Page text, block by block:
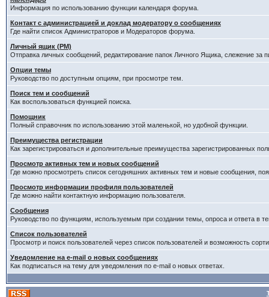
Информация по использованию функции календаря форума.
Контакт с администрацией и доклад модератору о сообщениях
Где найти список Администраторов и Модераторов форума.
Личный ящик (PM)
Отправка личных сообщений, редактирование папок Личного Ящика, слежение за
Опции темы
Руководство по доступным опциям, при просмотре тем.
Поиск тем и сообщений
Как воспользоваться функцией поиска.
Помощник
Полный справочник по использованию этой маленькой, но удобной функции.
Преимущества регистрации
Как зарегистрироваться и дополнительные преимущества зарегистрированных
Просмотр активных тем и новых сообщений
Где можно просмотреть список сегодняшних активных тем и новые сообщения,
Просмотр информации профиля пользователей
Где можно найти контактную информацию пользователя.
Сообщения
Руководство по функциям, используемым при создании темы, опроса и ответа в
Список пользователей
Просмотр и поиск пользователей через список пользователей и возможность
Уведомление на e-mail о новых сообщениях
Как подписаться на тему для уведомления по e-mail о новых ответах.